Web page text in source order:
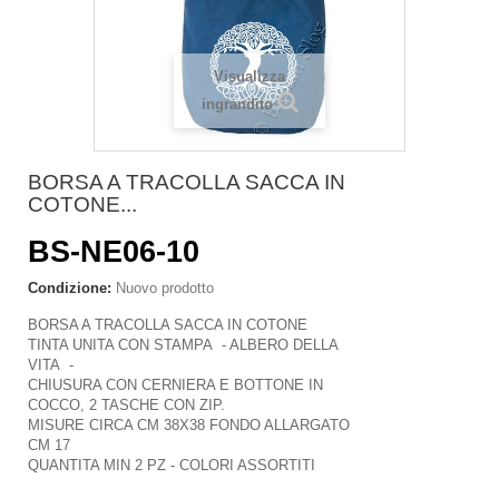
Visualizza
ingrandito
BORSA A TRACOLLA SACCA IN
COTONE...
BS-NE06-10
Condizione: Nuovo prodotto
BORSA A TRACOLLA SACCA IN COTONE
TINTA UNITA CON STAMPA - ALBERO DELLA
VITA -
CHIUSURA CON CERNIERA E BOTTONE IN
COCCO, 2 TASCHE CON ZIP.
MISURE CIRCA CM 38X38 FONDO ALLARGATO
CM 17
QUANTITA MIN 2 PZ - COLORI ASSORTITI